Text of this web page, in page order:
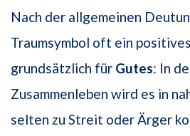
Nach der allgemeinen
Traumsymbol oft ein
grundsätzlich für Gutes: In
Zusammenleben wird es in
selten zu Streit oder Ärger